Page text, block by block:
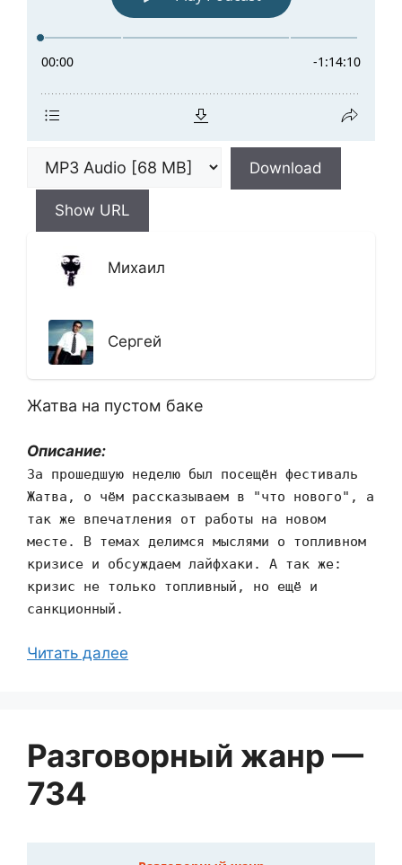
Download
Show URL
Михаил
Сергей
Жатва на пустом баке
Описание:
За прошедшую неделю был посещён фестиваль
Жатва, о чём рассказываем в "что нового", а
так же впечатления от работы на новом
месте. В темах делимся мыслями о топливном
кризисе и обсуждаем лайфхаки. А так же:
кризис не только топливный, но ещё и
санкционный.
Читать далее
Разговорный жанр —
734